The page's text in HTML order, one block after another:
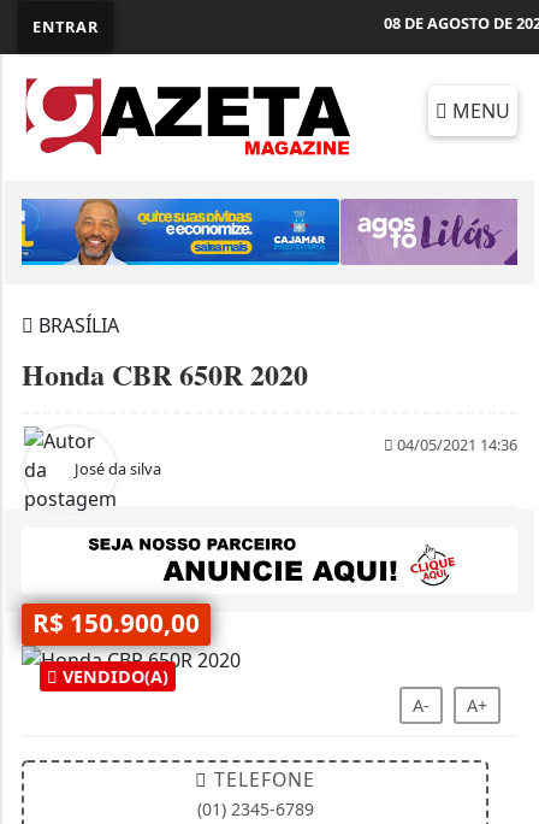
ENTRAR 08 DE AGOSTO DE
MENU
BRASÍLIA
Honda CBR 650R 2020
José da silva
04/05/2021 14:36
VENDIDO(A)
R$ 150.900,00
A- A+
TELEFONE
(01) 2345-6789